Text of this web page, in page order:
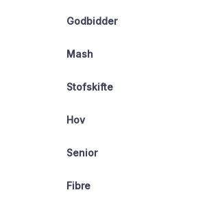
Godbidder
Mash
Stofskifte
Hov
Senior
Fibre